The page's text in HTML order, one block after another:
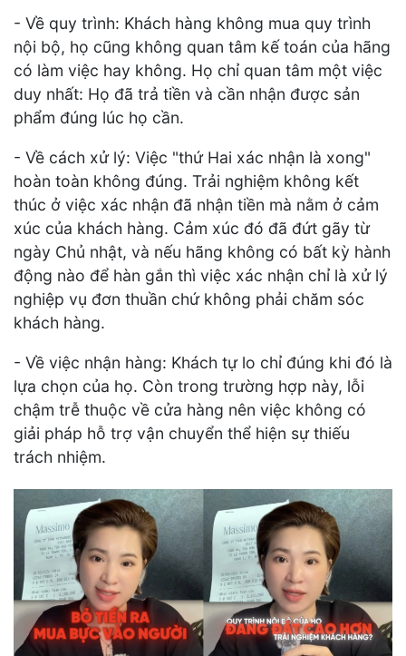
- Về quy trình: Khách hàng không mua quy trình
nội bộ, họ cũng không quan tâm kế toán của hãng
có làm việc hay không. Họ chỉ quan tâm một việc
duy nhất: Họ đã trả tiền và cần nhận được sản
phẩm đúng lúc họ cần.
- Về cách xử lý: Việc "thứ Hai xác nhận là xong"
hoàn toàn không đúng. Trải nghiệm không kết
thúc ở việc xác nhận đã nhận tiền mà nằm ở cảm
xúc của khách hàng. Cảm xúc đó đã đứt gãy từ
ngày Chủ nhật, và nếu hãng không có bất kỳ hành
động nào để hàn gắn thì việc xác nhận chỉ là xử lý
nghiệp vụ đơn thuần chứ không phải chăm sóc
khách hàng.
- Về việc nhận hàng: Khách tự lo chỉ đúng khi đó là
lựa chọn của họ. Còn trong trường hợp này, lỗi
chậm trễ thuộc về cửa hàng nên việc không có
giải pháp hỗ trợ vận chuyển thể hiện sự thiếu
trách nhiệm.